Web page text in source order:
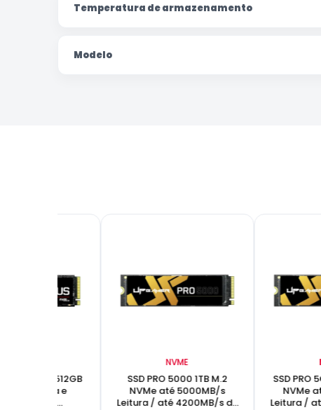
Temperatura de armazenamento
Modelo
Plus Gen3 512GB
Leitura e
NVME
SSD PRO 5000 1TB M.2
NVMe até 5000MB/s
Leitura / até 4200MB/s de
SSD PRO
NVMe
Leitura /